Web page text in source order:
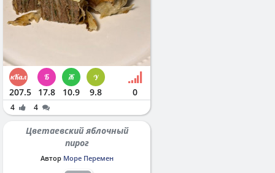
207.5 17.8 10.9 9.8 0
4 4
Цветаевский яблочный
пирог
Автор Море Перемен